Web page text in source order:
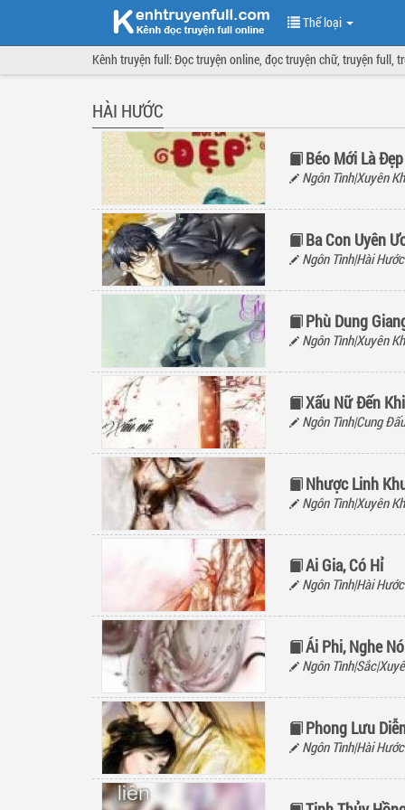
Thể loại
Kênh truyện full: Đọc truyện online, đọc truyện chữ, truyện full,
HÀI HƯỚC
Béo Mới Là Đẹp
Ngôn Tình|Xuyên
Ba Con Uyên
Ngôn Tình|Hài Hước
Phù Dung
Ngôn Tình|Xuyên
Xấu Nữ Đến
Ngôn Tình|Cung
Nhược Linh
Ngôn Tình|Xuyên
Ai Gia, Có Hỉ
Ngôn Tình|Hài Hước
Ái Phi, Nghe
Ngôn
Phong Lưu
Ngôn Tình|Hài Hước